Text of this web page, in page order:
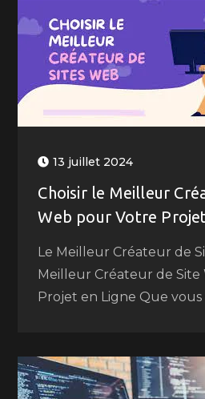
13 juillet 2024
Choisir le Meilleur
Web pour Votre
Le Meilleur Créateur de
Meilleur Créateur de
Projet en Ligne Que vous